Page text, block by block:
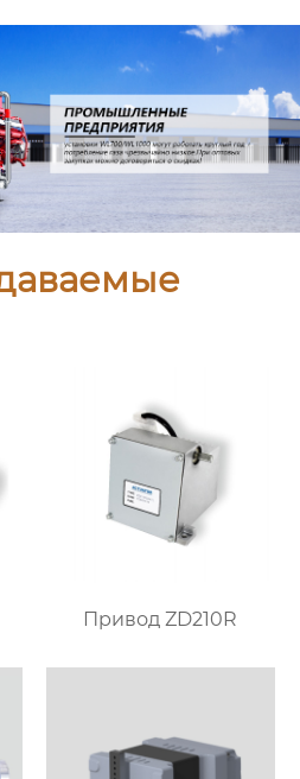
Привод ZD210R